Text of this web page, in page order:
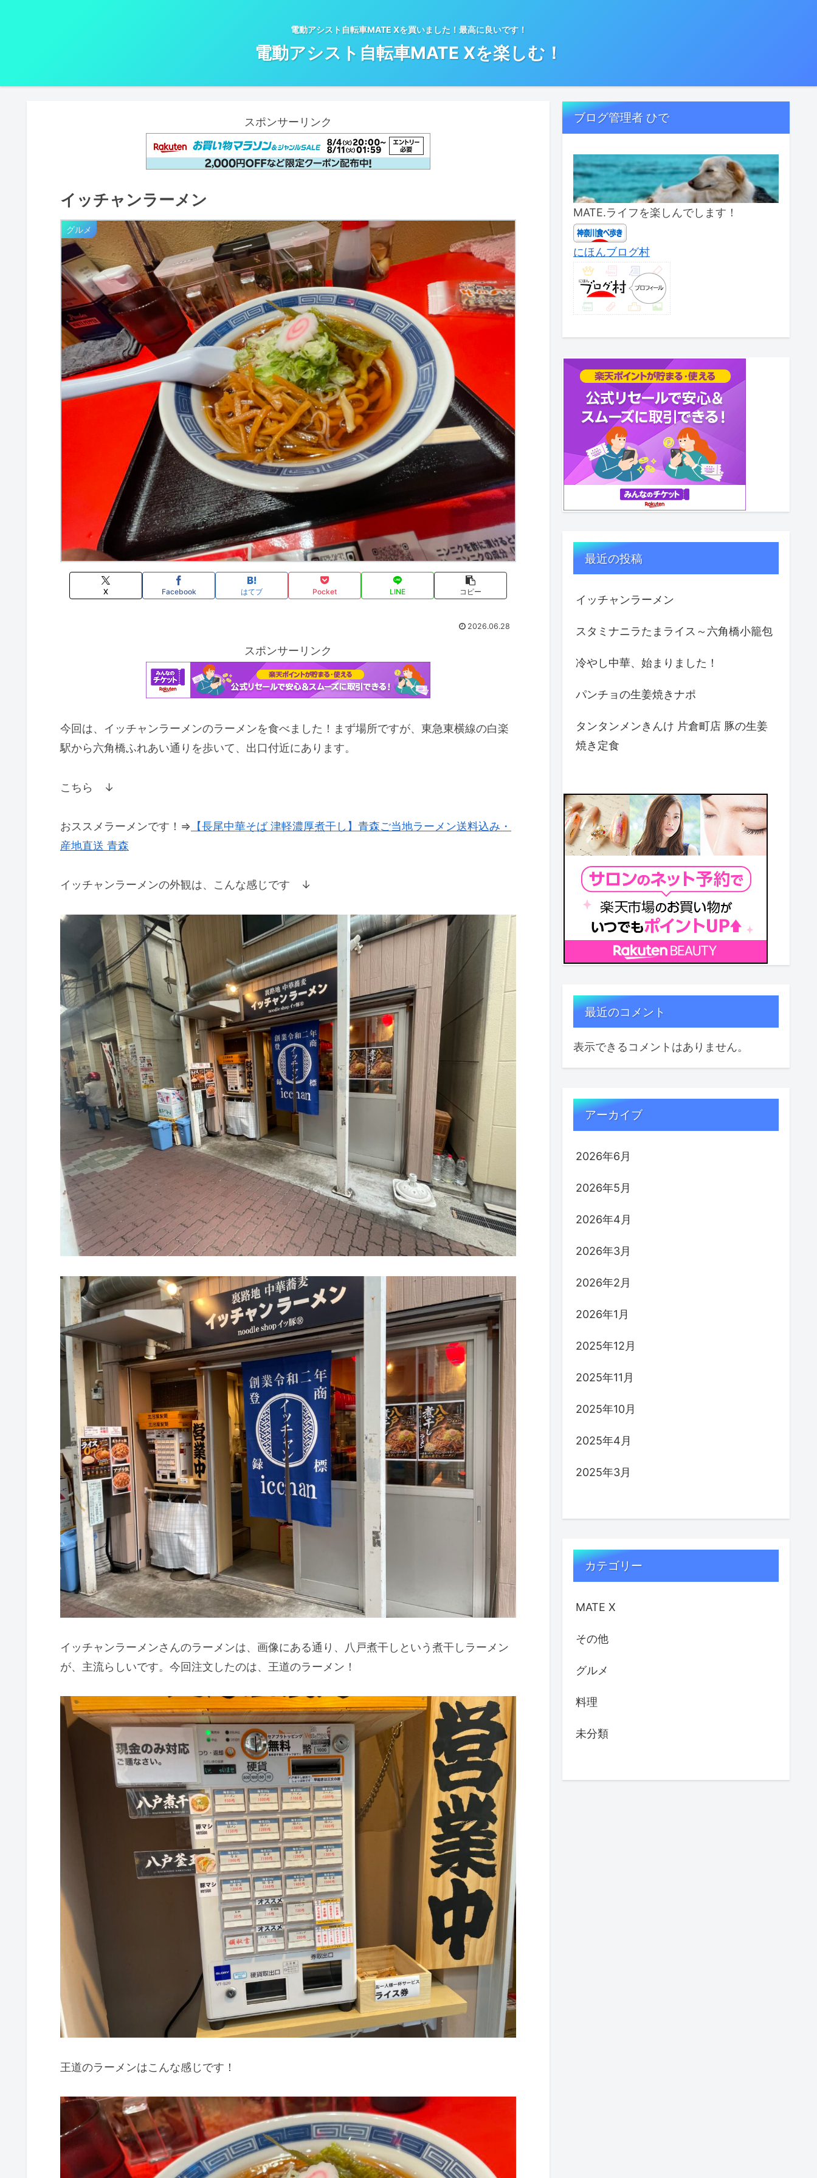
電動アシスト自転車MATE Xを買いました！最高に良いです！
電動アシスト自転車MATE Xを楽しむ！
スポンサーリンク
イッチャンラーメン
グルメ
X Facebook はてブ Pocket LINE コピー
2026.06.28
スポンサーリンク
今回は、イッチャンラーメンのラーメンを食べました！まず場所ですが、東急東横線の白楽
駅から六角橋ふれあい通りを歩いて、出口付近にあります。
こちら ↓
おススメラーメンです！⇒ 【長尾中華そば 津軽濃厚煮干し】青森ご当地ラーメン送料込み・
産地直送 青森
イッチャンラーメンの外観は、こんな感じです ↓
イッチャンラーメンさんのラーメンは、画像にある通り、八戸煮干しという煮干しラーメン
が、主流らしいです。今回注文したのは、王道のラーメン！
王道のラーメンはこんな感じです！
ブログ管理者 ひで
MATE.ライフを楽しんでします！
にほんブログ村
最近の投稿
イッチャンラーメン
スタミナニラたまライス～六角橋小籠包
冷やし中華、始まりました！
パンチョの生姜焼きナポ
タンタンメンきんけ 片倉町店 豚の生姜
焼き定食
最近のコメント
表示できるコメントはありません。
アーカイブ
2026年6月
2026年5月
2026年4月
2026年3月
2026年2月
2026年1月
2025年12月
2025年11月
2025年10月
2025年4月
2025年3月
カテゴリー
MATE X
その他
グルメ
料理
未分類